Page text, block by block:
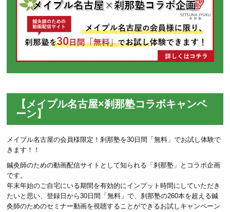
【メイプル名古屋×刹那塾コラボキャンペ
ーン】
メイプル名古屋の会員様限定！刹那塾を30日間「無料」でお試し体験で
きます！！
鍼灸師のための動画配信サイトとして知られる「刹那塾」とコラボ企画
です。
年末年始のご自宅にいる期間を有効的にインプット時間にしていただき
たいと思い、登録日から30日間「無料」で、刹那塾の260本を超える鍼
灸師のためのセミナー動画を視聴することができるお試しキャンペーン